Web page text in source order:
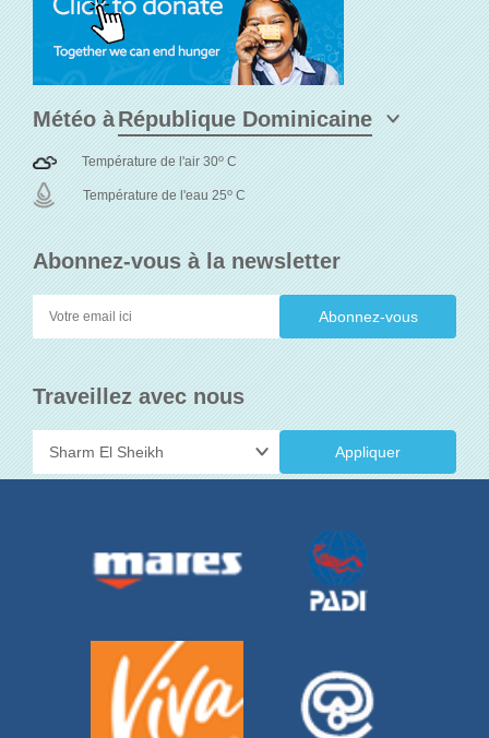
Abonnez-vous à la newsletter
Traveillez avec nous
Appliquer
Météo à
Température de l'air 30o C
Température de l'eau 25o C